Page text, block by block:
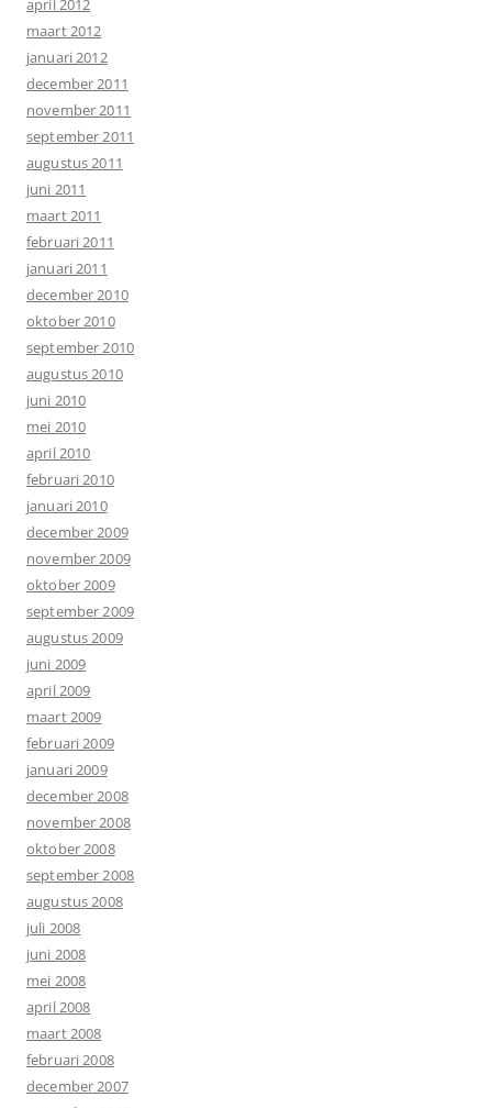
maart 2012
januari 2012
december 2011
november 2011
september 2011
augustus 2011
juni 2011
maart 2011
februari 2011
januari 2011
december 2010
oktober 2010
september 2010
augustus 2010
juni 2010
mei 2010
april 2010
februari 2010
januari 2010
december 2009
november 2009
oktober 2009
september 2009
augustus 2009
juni 2009
april 2009
maart 2009
februari 2009
januari 2009
december 2008
november 2008
oktober 2008
september 2008
augustus 2008
juli 2008
juni 2008
mei 2008
april 2008
maart 2008
februari 2008
december 2007